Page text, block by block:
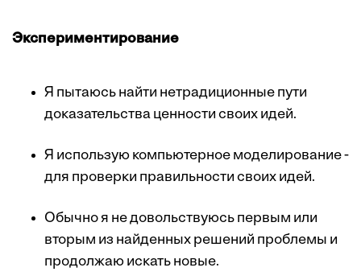
Экспериментирование
Я пытаюсь найти нетрадиционные пути
доказательства ценности своих идей.
Я использую компьютерное моделирование ­
для проверки правильности своих идей.
Обычно я не довольствуюсь первым или
вторым из найденных решений проблемы и
продолжаю искать новые.